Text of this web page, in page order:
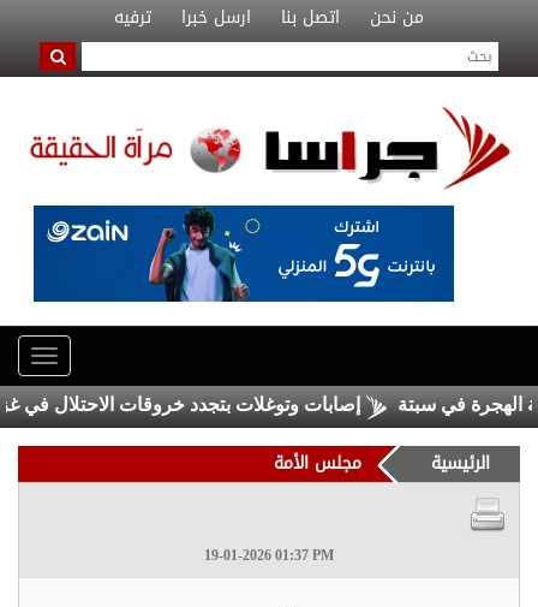
من نحن اتصل بنا ارسل خبرا ترفيه
في سبتة إصابات وتوغلات بتجدد خروقات الاحتلال في غزة
الرئيسية مجلس الأمة
19-01-2026 01:37 PM